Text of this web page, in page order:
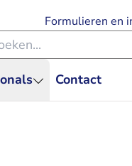
Contact
Formulieren en
binnen de Rechtspraak